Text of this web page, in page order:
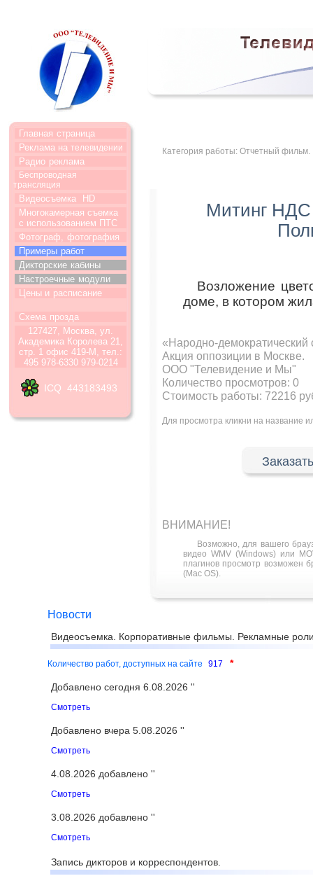
Главная страница
Реклама на телевидении
Радио реклама
Беспроводная
трансляция
Видеосъемка
HD
Многокамерная съемка
с использованием ПТС
Фотограф, фотография
Примеры работ
Дикторские кабины
Настроечные модули
Цены и расписание
Схема прозда
127427, Москва, ул.
Академика Королева 21,
стр. 1 офис 419-М, тел.:
495 978-6330 979-0214
ICQ 443183493
Категория работы: Отчетный фильм.
Митинг НДС
Возложение
доме, в котором
«Народно-демократический
Акция оппозиции в Москве.
ООО "Телевидение и Мы"
Количество просмотров: 0
Стоимость работы: 72216
Для просмотра кликни на название
ВНИМАНИЕ!
Возможно, для вашего
видео WMV (Windows) или
плагинов просмотр возможен
(Mac OS).
Новости
Видеосъемка. Корпоративные фильмы. Рекламные
Количество работ, доступных на сайте 917 *
Добавлено сегодня 6.08.2026 ''
Смотреть
Добавлено вчера 5.08.2026 ''
Смотреть
4.08.2026 добавлено ''
Смотреть
3.08.2026 добавлено ''
Смотреть
Запись дикторов и корреспондентов.